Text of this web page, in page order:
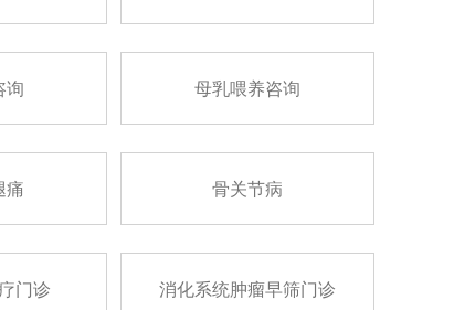
询 母乳喂养咨询
痛 骨关节病
门诊 消化系统肿瘤早筛门诊